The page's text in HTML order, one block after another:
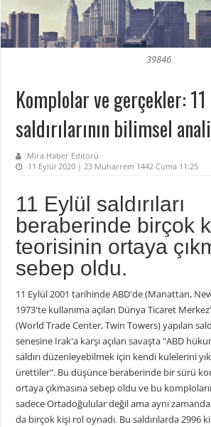
39846
Komplolar ve gerçekler:
saldırılarının bilimsel
Mira Haber Editörü
11 Eylül 2020 | 23 Muharrem 1442 Cuma 11:25
11 Eylül saldırıları
beraberinde birçok
teorisinin ortaya
sebep oldu.
11 Eylül 2001 tarihinde ABD'de (Manattan,
1973'te kullanıma açılan Dünya Ticaret
(World Trade Center, Twin Towers) yapılan
senesine Irak'a karşı açılan savaşta "ABD
saldırı düzenleyebilmek için kendi kulelerini
ürettiler". Bu düşünce beraberinde bir sürü
ortaya çıkmasına sebep oldu ve bu
sadece Ortadoğulular değil ama aynı
da birçok kişi rol oynadı. Bu saldırılarda 2996